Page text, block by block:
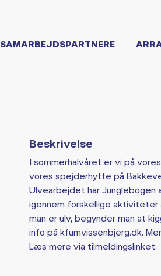
SAMARBEJDSPARTNERE
Beskrivelse
I sommerhalvåret er vi på
vores spejderhytte på
Ulvearbejdet har Junglebogen
igennem forskellige aktiviteter
man er ulv, begynder man at
info på kfumvissenbjerg.dk.
Læs mere via tilmeldingslinket.